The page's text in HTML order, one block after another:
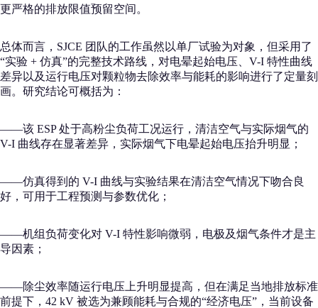
更严格的排放限值预留空间。
总体而言，SJCE 团队的工作虽然以单厂试验为对象，但采用了
“实验 + 仿真”的完整技术路线，对电晕起始电压、V-I 特性曲线
差异以及运行电压对颗粒物去除效率与能耗的影响进行了定量刻
画。研究结论可概括为：
——该 ESP 处于高粉尘负荷工况运行，清洁空气与实际烟气的
V-I 曲线存在显著差异，实际烟气下电晕起始电压抬升明显；
——仿真得到的 V-I 曲线与实验结果在清洁空气情况下吻合良
好，可用于工程预测与参数优化；
——机组负荷变化对 V-I 特性影响微弱，电极及烟气条件才是主
导因素；
——除尘效率随运行电压上升明显提高，但在满足当地排放标准
前提下，42 kV 被选为兼顾能耗与合规的“经济电压”，当前设备